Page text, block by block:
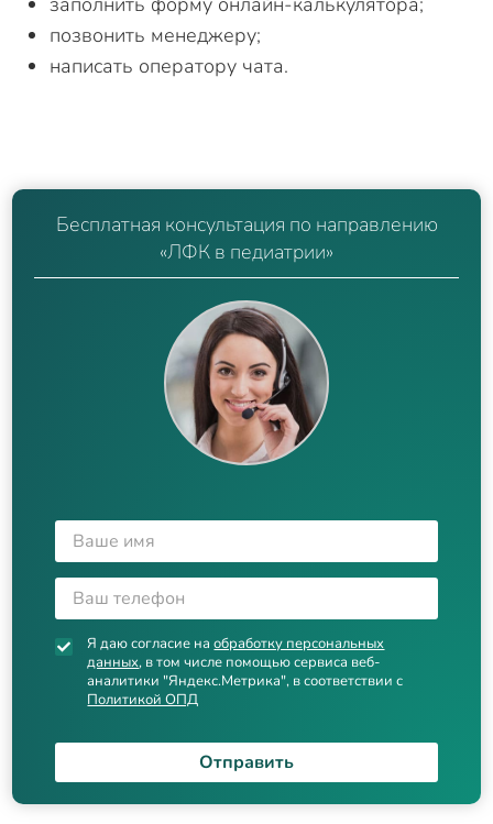
позвонить менеджеру;
написать оператору чата.
Бесплатная консультация по направлению
«ЛФК в педиатрии»
Я даю согласие наобработку персональных
данных, в том числе помощью сервиса веб-
аналитики "Яндекс.Метрика", в соответствии с
Политикой ОПД
Отправить